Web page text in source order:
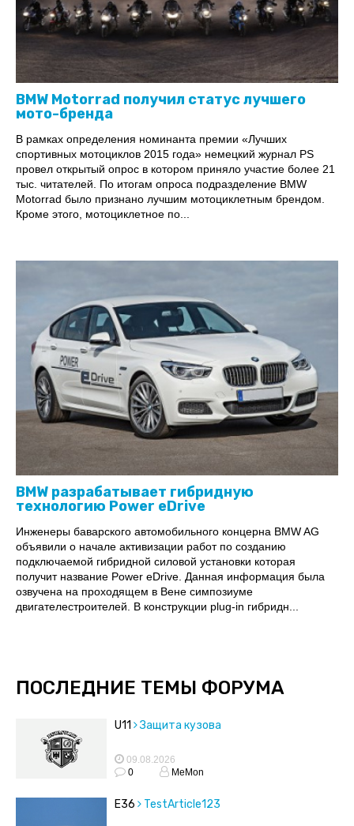
BMW Motorrad получил статус лучшего
мото-бренда
В рамках определения номинанта премии «Лучших
спортивных мотоциклов 2015 года» немецкий журнал PS
провел открытый опрос в котором приняло участие более 21
тыс. читателей. По итогам опроса подразделение BMW
Motorrad было признано лучшим мотоциклетным брендом.
Кроме этого, мотоциклетное по...
BMW разрабатывает гибридную
технологию Power eDrive
Инженеры баварского автомобильного концерна BMW AG
объявили о начале активизации работ по созданию
подключаемой гибридной силовой установки которая
получит название Power eDrive. Данная информация была
озвучена на проходящем в Вене симпозиуме
двигателестроителей. В конструкции plug-in гибридн...
ПОСЛЕДНИЕ ТЕМЫ ФОРУМА
U11 Защита кузова
09.08.2026
0
MeMon
E36 TestArticle123